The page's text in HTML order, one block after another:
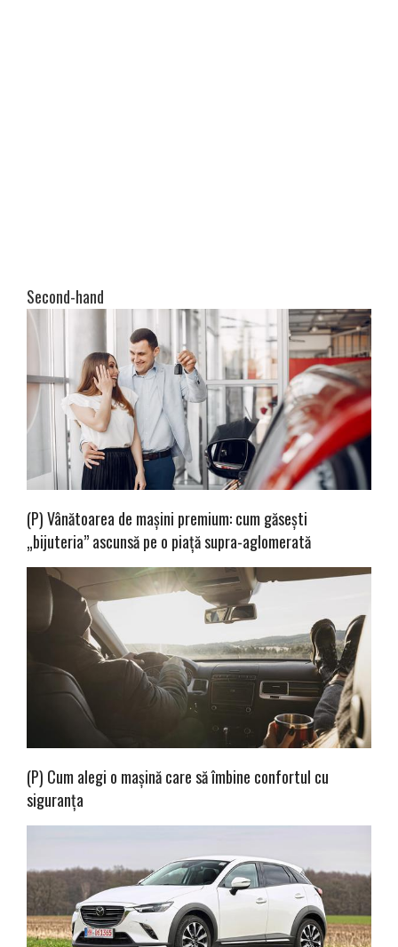
Second-hand
(P) Vânătoarea de mașini premium: cum găsești
„bijuteria” ascunsă pe o piață supra-aglomerată
(P) Cum alegi o mașină care să îmbine confortul cu
siguranța